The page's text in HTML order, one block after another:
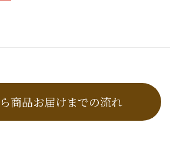
商品お届けまでの流れ